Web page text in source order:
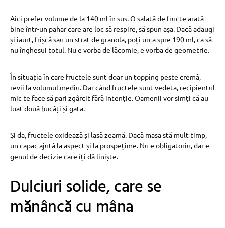
Aici prefer volume de la 140 ml în sus. O salată de fructe arată
bine într-un pahar care are loc să respire, să spun așa. Dacă adaugi
și iaurt, frișcă sau un strat de granola, poți urca spre 190 ml, ca să
nu înghesui totul. Nu e vorba de lăcomie, e vorba de geometrie.
În situația în care fructele sunt doar un topping peste cremă,
revii la volumul mediu. Dar când fructele sunt vedeta, recipientul
mic te face să pari zgârcit fără intenție. Oamenii vor simți că au
luat două bucăți și gata.
Și da, fructele oxidează și lasă zeamă. Dacă masa stă mult timp,
un capac ajută la aspect și la prospețime. Nu e obligatoriu, dar e
genul de decizie care îți dă liniște.
Dulciuri solide, care se
mănâncă cu mâna